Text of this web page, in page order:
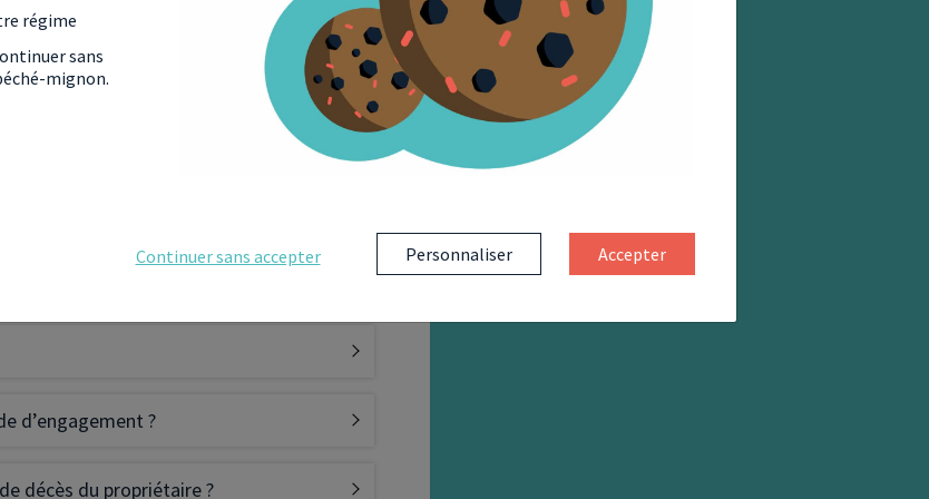
professionnelle) ?
?
d’engagement ?
décès du propriétaire ?
régime
sans
mignon.
Continuer sans accepter Personnaliser Accepter